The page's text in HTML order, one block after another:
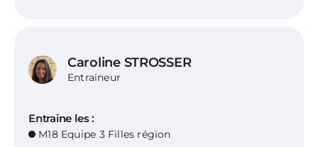
Caroline STROSSER
Entraineur
Entraine les :
M18 Equipe 3 Filles région